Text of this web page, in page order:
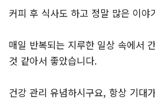
커피 후 식사도 하고 정말 많은 이야
매일 반복되는 지루한 일상 속에서
것 같아서 좋았습니다.
건강 관리 유념하시구요, 항상 기대